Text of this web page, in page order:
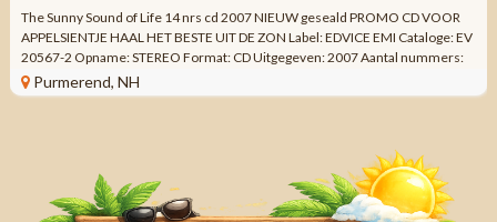
The Sunny Sound of Life 14 nrs cd 2007 NIEUW geseald PROMO CD VOOR
APPELSIENTJE HAAL HET BESTE UIT DE ZON Label: EDVICE EMI Cataloge: EV
20567-2 Opname: STEREO Format: CD Uitgegeven: 2007 Aantal nummers:
14 Made in HOLLAND ...
Purmerend, NH